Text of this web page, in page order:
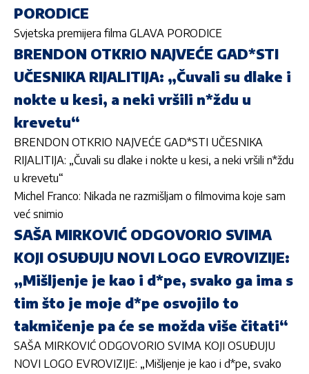
PORODICE
Svjetska premijera filma GLAVA PORODICE
BRENDON OTKRIO NAJVEĆE GAD*STI
UČESNIKA RIJALITIJA: „Čuvali su dlake i
nokte u kesi, a neki vršili n*ždu u
krevetu“
BRENDON OTKRIO NAJVEĆE GAD*STI UČESNIKA
RIJALITIJA: „Čuvali su dlake i nokte u kesi, a neki vršili n*ždu
u krevetu“
Michel Franco: Nikada ne razmišljam o filmovima koje sam
već snimio
SAŠA MIRKOVIĆ ODGOVORIO SVIMA
KOJI OSUĐUJU NOVI LOGO EVROVIZIJE:
„Mišljenje je kao i d*pe, svako ga ima s
tim što je moje d*pe osvojilo to
takmičenje pa će se možda više čitati“
SAŠA MIRKOVIĆ ODGOVORIO SVIMA KOJI OSUĐUJU
NOVI LOGO EVROVIZIJE: „Mišljenje je kao i d*pe, svako